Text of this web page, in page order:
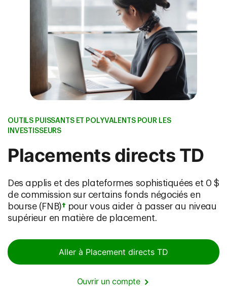
OUTILS PUISSANTS ET POLYVALENTS POUR LES
INVESTISSEURS
Placements directs TD
Des applis et des plateformes sophistiquées et 0 $
de commission sur certains fonds négociés en
bourse (FNB)† pour vous aider à passer au niveau
supérieur en matière de placement.
Aller à Placement directs TD
Ouvrir un compte